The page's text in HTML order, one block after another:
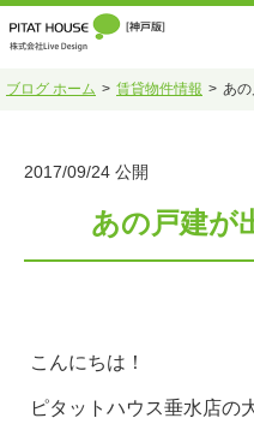
ブログ ホーム 賃貸物件情報 あの
2017/09/24 公開
あの戸建が
こんにちは！
ピタットハウス垂水店の